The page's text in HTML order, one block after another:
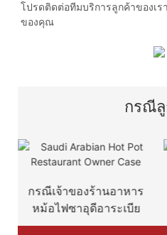
โปรดติดต่อทีมบริการลูกค้าของเร
ของคุณ
กรณี
กรณีเจ้าของร้านอาหาร
หม้อไฟซาอุดีอาระเบีย